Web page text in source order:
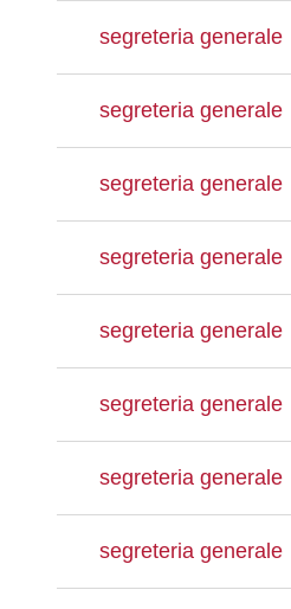
segreteria generale
segreteria generale
segreteria generale
segreteria generale
segreteria generale
segreteria generale
segreteria generale
segreteria generale